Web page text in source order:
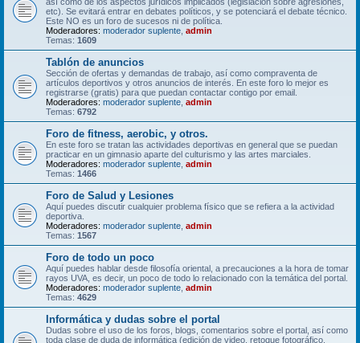
etc). Se evitará entrar en debates políticos, y se potenciará el debate técnico.
Este NO es un foro de sucesos ni de política.
Moderadores: moderador suplente admin
Temas: 1609
Tablón de anuncios
Sección de ofertas y demandas de trabajo, así como compraventa de
artículos deportivos y otros anuncios de interés. En este foro lo mejor es
registrarse (gratis) para que puedan contactar contigo por email.
Moderadores: moderador suplente admin
Temas: 6792
Foro de fitness, aerobic, y otros.
En este foro se tratan las actividades deportivas en general que se puedan
practicar en un gimnasio aparte del culturismo y las artes marciales.
Moderadores: moderador suplente admin
Temas: 1466
Foro de Salud y Lesiones
Aquí puedes discutir cualquier problema físico que se refiera a la actividad
deportiva.
Moderadores: moderador suplente admin
Temas: 1567
Foro de todo un poco
Aquí puedes hablar desde filosofía oriental, a precauciones a la hora de tomar
rayos UVA, es decir, un poco de todo lo relacionado con la temática del portal.
Moderadores: moderador suplente admin
Temas: 4629
Informática y dudas sobre el portal
Dudas sobre el uso de los foros, blogs, comentarios sobre el portal, así como
toda clase de duda de informática (edición de video, retoque fotográfico,